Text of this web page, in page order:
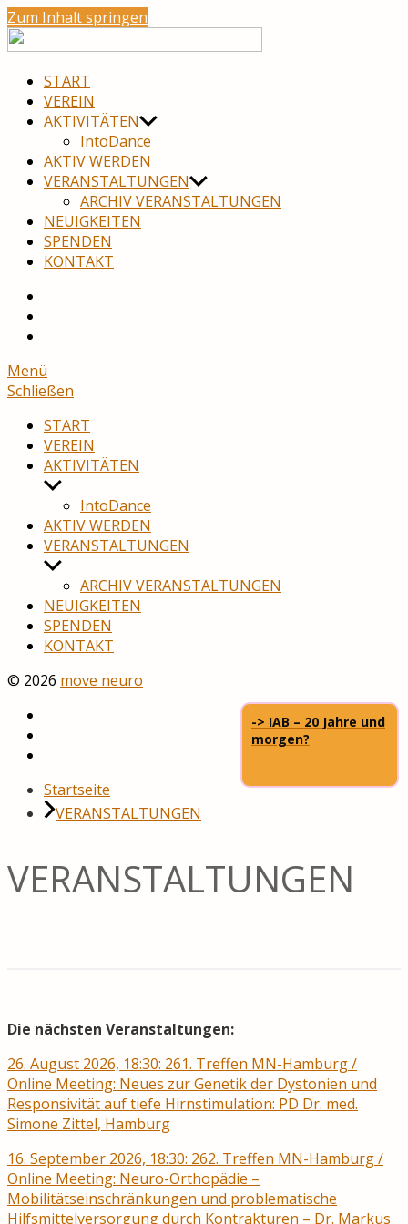
Zum Inhalt springen
neuro
START
VEREIN
AKTIVITÄTEN
IntoDance
AKTIV WERDEN
VERANSTALTUNGEN
ARCHIV VERANSTALTUNGEN
NEUIGKEITEN
SPENDEN
KONTAKT
Menü
Schließen
START
VEREIN
AKTIVITÄTEN
Untermenü
anzeigenIntoDance
AKTIV WERDEN
VERANSTALTUNGEN
Untermenü
anzeigenARCHIV VERANSTALTUNGEN
NEUIGKEITEN
SPENDEN
KONTAKT
© 2026 move neuro
Startseite
VERANSTALTUNGEN
VERANSTALTUNGEN
Die nächsten Veranstaltungen:
26. August 2026, 18:30: 261. Treffen MN-Hamburg /
Online Meeting: Neues zur Genetik der Dystonien und
Responsivität auf tiefe Hirnstimulation: PD Dr. med.
Simone Zittel, Hamburg
16. September 2026, 18:30: 262. Treffen MN-Hamburg /
Online Meeting: Neuro-Orthopädie –
Mobilitätseinschränkungen und problematische
Hilfsmittelversorgung durch Kontrakturen – Dr. Markus
-> IAB – 20 Jahre und
morgen?